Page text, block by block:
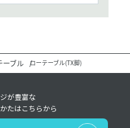
ーブル ローテーブル(TX脚)
が豊富な
たはこちらから